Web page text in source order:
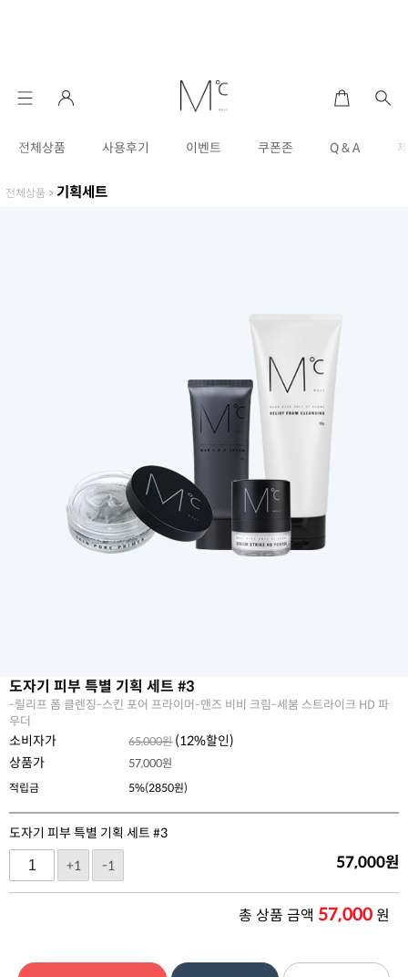
전체상품 사용후기 이벤트 쿠폰존 Q & A
전체상품 > 기획세트
도자기 피부 특별 기획 세트 #3
-릴리프 폼 클렌징-스킨 포어 프라이머-맨즈 비비 크림-세붐 스트라이크 HD 파
우더
소비자가 65,000원 (12%할인)
상품가
57,000원
적립금
5%(2850원)
도자기 피부 특별 기획 세트 #3
+1
-1 57,000원
총 상품 금액 57,000원